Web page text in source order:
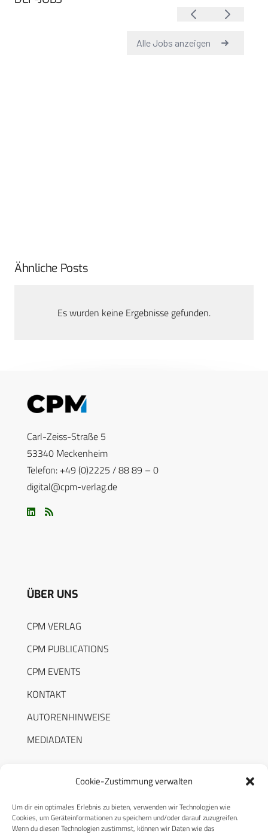
Cookie-Zustimmung verwalten
Um dir ein optimales Erlebnis zu bieten, verwenden wir Technologien wie
Cookies, um Geräteinformationen zu speichern und/oder darauf zuzugreifen.
Wenn du diesen Technologien zustimmst, können wir Daten wie das
Ähnliche Posts
Es wurden keine Ergebnisse gefunden.
Carl-Zeiss-Straße 5
53340 Meckenheim
Telefon: +49 (0)2225 / 88 89 – 0
digital@cpm-verlag.de
ÜBER UNS
CPM VERLAG
CPM PUBLICATIONS
CPM EVENTS
KONTAKT
AUTORENHINWEISE
MEDIADATEN
RECHTLICHES